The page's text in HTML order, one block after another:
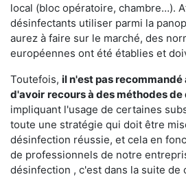
local (bloc opératoire, chambre…).
désinfectants utiliser parmi la
aurez à faire sur le marché, des
européennes ont été établies et
Toutefois, il n'est pas
d'avoir recours à des méthodes
impliquant l'usage de certaines
toute une stratégie qui doit être
désinfection réussie, et cela en
de professionnels de notre
désinfection , c'est dans la suite de